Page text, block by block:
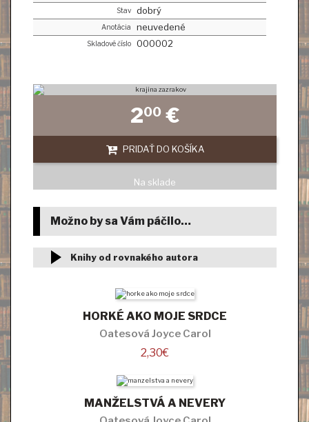
Stav dobrý
Anotácia neuvedené
Skladové číslo 000002
200€
PRIDAŤ DO KOŠÍKA
Na sklade
Možno by sa Vám páčilo…
Knihy od rovnakého autora
HORKÉ AKO MOJE SRDCE
Oatesová Joyce Carol
2,30€
MANŽELSTVÁ A NEVERY